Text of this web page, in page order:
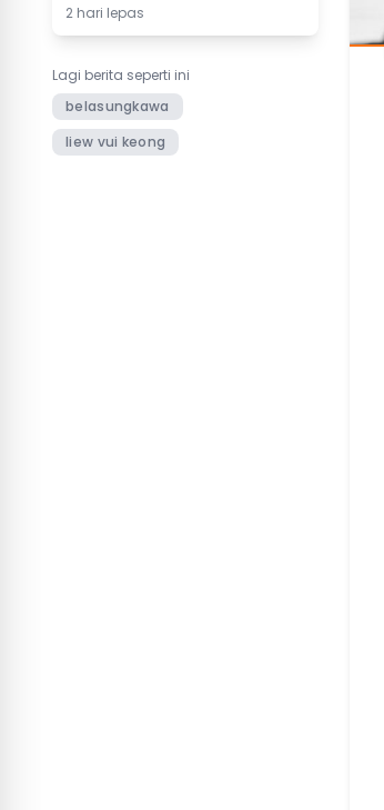
2 hari lepas
Lagi berita seperti ini
belasungkawa
liew vui keong